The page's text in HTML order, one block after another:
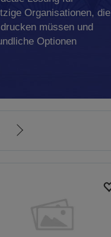
Organisationen, die
müssen und
Optionen
Zur